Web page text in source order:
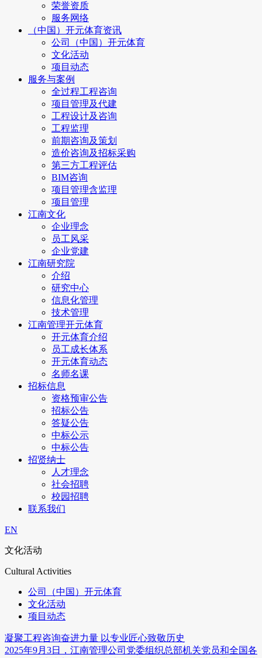
荣誉资质
服务网络
（中国）开元体育资讯
公司（中国）开元体育
文化活动
项目动态
服务与案例
全过程工程咨询
项目管理及代建
工程设计及咨询
工程监理
前期咨询及策划
造价咨询及招标采购
第三方工程评估
BIM咨询
项目管理含监理
项目管理
江南文化
企业理念
员工风采
企业党建
江南研究院
介绍
研究中心
信息化管理
技术管理
江南管理开元体育
开元体育介绍
员工成长体系
开元体育动态
名师名课
招标信息
资格预审公告
招标公告
答疑公告
中标公示
中标公告
招贤纳士
人才理念
社会招聘
校园招聘
联系我们
EN
文化活动
Cultural Activities
公司（中国）开元体育
文化活动
项目动态
凝聚工程咨询奋进力量 以专业匠心致敬历史
2025年9月3日，江南管理公司党委组织总部机关党员和全国各